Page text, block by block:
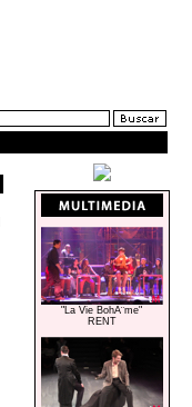
"La Vie BohÃ¨me"
RENT